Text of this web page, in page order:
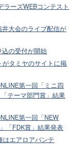
ーズWEBコンテスト
大会のライブ配信が
の受付が開始
タミヤのサイトに掲
第一回「ミニ四
テーマ部門賞」結果
第一回「NEW
「FDK賞」結果発表
はエアロアバンテ